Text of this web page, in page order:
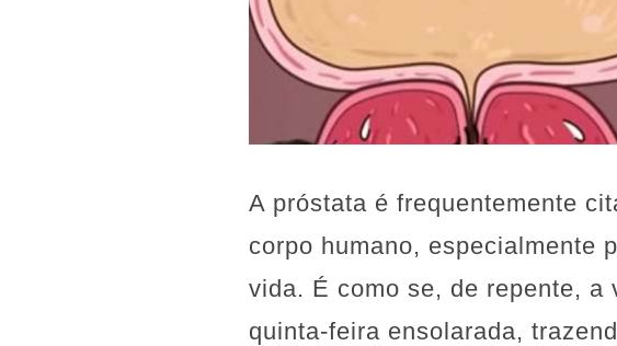
A próstata é frequentemente
corpo humano, especialmente
vida. É como se, de repente, a
quinta-feira ensolarada,